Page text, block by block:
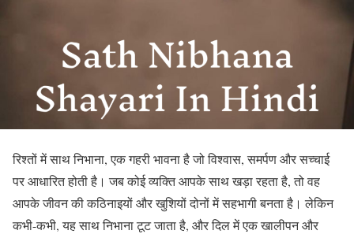
रिश्तों में साथ निभाना, एक गहरी भावना है जो विश्वास, समर्पण और सच्चाई
पर आधारित होती है। जब कोई व्यक्ति आपके साथ खड़ा रहता है, तो वह
आपके जीवन की कठिनाइयों और खुशियों दोनों में सहभागी बनता है। लेकिन
कभी-कभी, यह साथ निभाना टूट जाता है, और दिल में एक खालीपन और